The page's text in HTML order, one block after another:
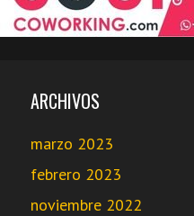
ARCHIVOS
marzo 2023
febrero 2023
noviembre 2022